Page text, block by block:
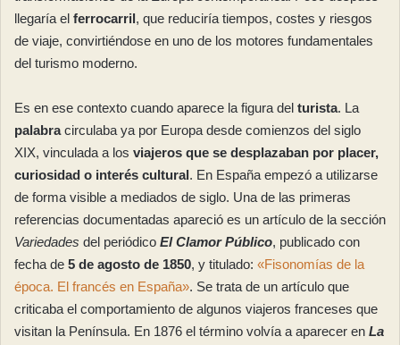
llegaría el ferrocarril, que reduciría tiempos, costes y riesgos
de viaje, convirtiéndose en uno de los motores fundamentales
del turismo moderno.
Es en ese contexto cuando aparece la figura del turista. La
palabracirculaba ya por Europa desde comienzos del siglo
XIX, vinculada a los viajeros que se desplazaban por placer,
curiosidad o interés cultural. En España empezó a utilizarse
de forma visible a mediados de siglo. Una de las primeras
referencias documentadas apareció es un artículo de la sección
Variedades del periódico El Clamor Público, publicado con
fecha de 5 de agosto de 1850, y titulado: «Fisonomías de la
época. El francés en España». Se trata de un artículo que
criticaba el comportamiento de algunos viajeros franceses que
visitan la Península. En 1876 el término volvía a aparecer en La